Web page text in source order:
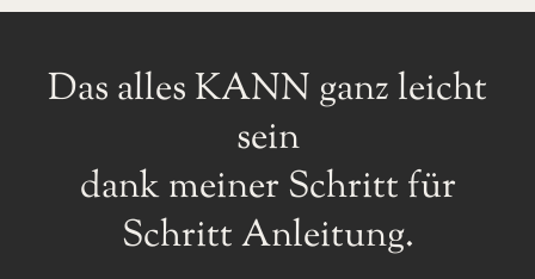
Das alles KANN ganz leicht
sein
dank meiner Schritt für
Schritt Anleitung.